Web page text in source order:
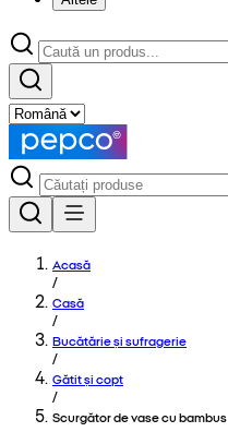
Acasă
/
Casă
/
Bucătărie și sufragerie
/
Gătit și copt
/
Scurgător de vase cu bambus